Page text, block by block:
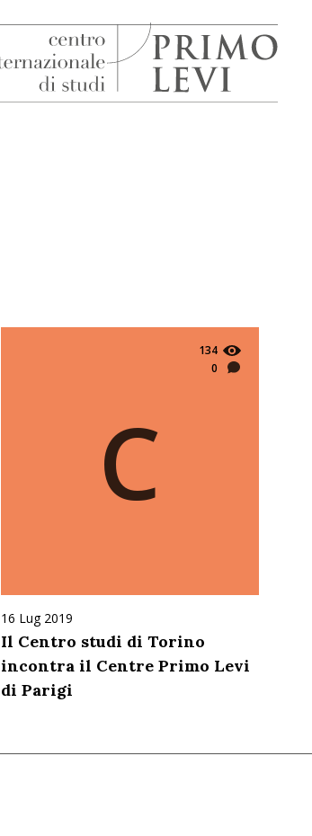
134
0
C
16 Lug 2019
Il Centro studi di Torino
incontra il Centre Primo Levi
di Parigi